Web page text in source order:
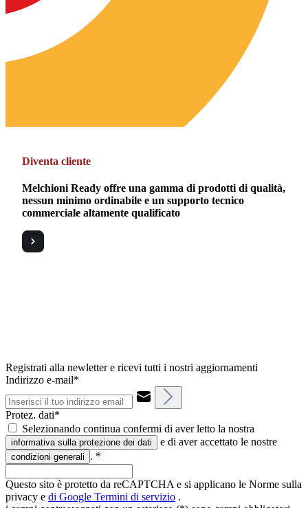
Diventa cliente
Melchioni Ready offre una gamma di prodotti di qualità,
nessun minimo ordinabile e un supporto tecnico
commerciale altamente qualificato
Registrati alla newletter e ricevi tutti i nostri aggiornamenti
Indirizzo e-mail*
Protez. dati*
Selezionando continua confermi di aver letto la nostra
informativa sulla protezione dei dati e di aver accettato le nostre
condizioni generali . *
Questo sito è protetto da reCAPTCHA e si applicano le Norme sulla
privacy e di Google Termini di servizio .